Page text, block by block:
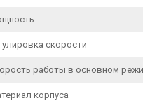
скорости
работы в основном
корпуса